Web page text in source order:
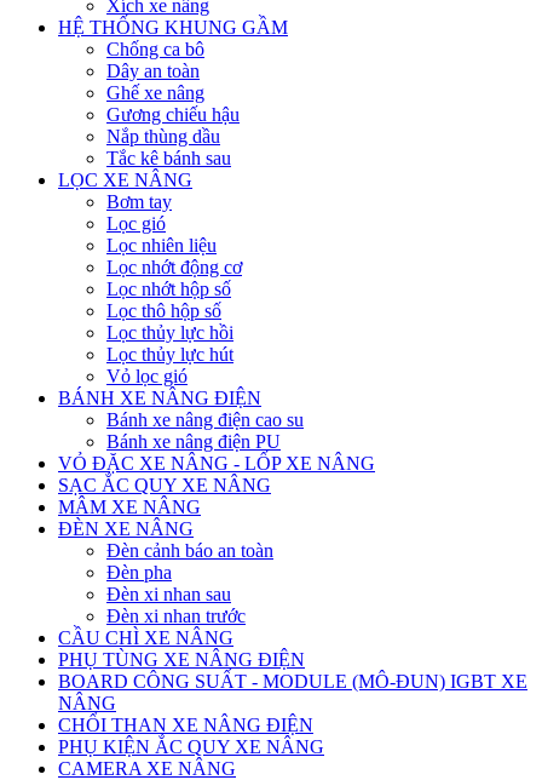
Xích xe nâng
HỆ THỐNG KHUNG GẦM
Chống ca bô
Dây an toàn
Ghế xe nâng
Gương chiếu hậu
Nắp thùng dầu
Tắc kê bánh sau
LỌC XE NÂNG
Bơm tay
Lọc gió
Lọc nhiên liệu
Lọc nhớt động cơ
Lọc nhớt hộp số
Lọc thô hộp số
Lọc thủy lực hồi
Lọc thủy lực hút
Vỏ lọc gió
BÁNH XE NÂNG ĐIỆN
Bánh xe nâng điện cao su
Bánh xe nâng điện PU
VỎ ĐẶC XE NÂNG - LỐP XE NÂNG
SẠC ẮC QUY XE NÂNG
MÂM XE NÂNG
ĐÈN XE NÂNG
Đèn cảnh báo an toàn
Đèn pha
Đèn xi nhan sau
Đèn xi nhan trước
CẦU CHÌ XE NÂNG
PHỤ TÙNG XE NÂNG ĐIỆN
BOARD CÔNG SUẤT - MODULE (MÔ-ĐUN) IGBT XE
NÂNG
CHỔI THAN XE NÂNG ĐIỆN
PHỤ KIỆN ẮC QUY XE NÂNG
CAMERA XE NÂNG